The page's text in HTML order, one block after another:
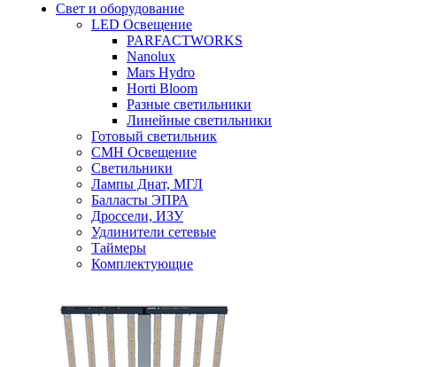
Свет и оборудование
LED Освещение
PARFACTWORKS
Nanolux
Mars Hydro
Horti Bloom
Разные светильники
Линейные светильники
Готовый светильник
CMH Освещение
Светильники
Лампы Днат, МГЛ
Балласты ЭПРА
Дроссели, ИЗУ
Удлинители сетевые
Таймеры
Комплектующие